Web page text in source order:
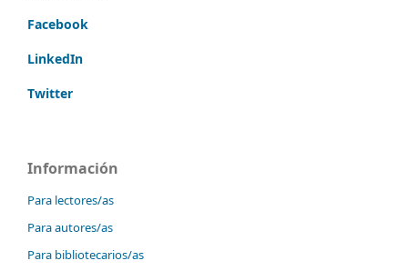
Facebook
LinkedIn
Twitter
Información
Para lectores/as
Para autores/as
Para bibliotecarios/as